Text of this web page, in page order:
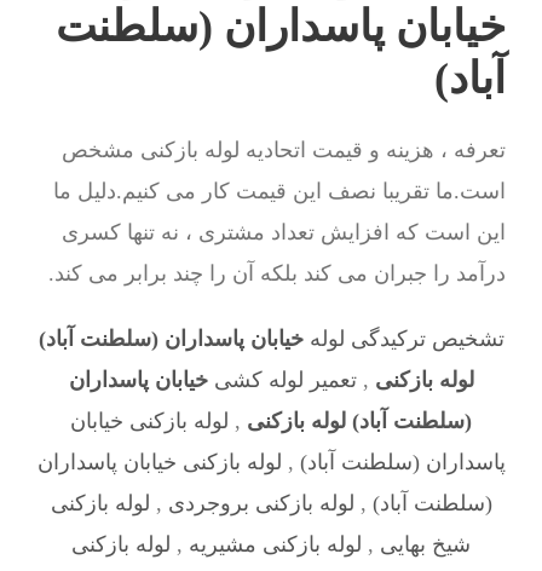
خیابان پاسداران (سلطنت
آباد)
تعرفه ، هزینه و قیمت اتحادیه لوله بازکنی مشخص
است.ما تقریبا نصف این قیمت کار می کنیم.دلیل ما
این است که افزایش تعداد مشتری ، نه تنها کسری
درآمد را جبران می کند بلکه آن را چند برابر می کند.
تشخیص ترکیدگی لولهخیابان پاسداران (سلطنت آباد)
لوله بازکنی ,تعمیر لوله کشیخیابان پاسداران
(سلطنت آباد) لوله بازکنی , لوله بازکنی خیابان
پاسداران (سلطنت آباد) , لوله بازکنی خیابان پاسداران
(سلطنت آباد) , لوله بازکنی بروجردی , لوله بازکنی
شیخ بهایی , لوله بازکنی مشیریه , لوله بازکنی